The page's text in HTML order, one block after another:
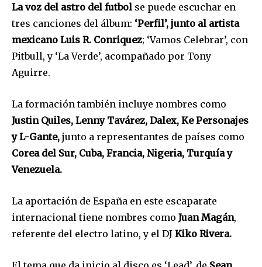
respetamos tu privacidad y no enviaremos correo basura a tu
INBOX. Tu información está segura con nosotros.
SUSCRIBIR
Política de Privacidad
La voz del astro del futbol se puede escuchar en
tres canciones del álbum: ‘Perfil’, junto al artista
mexicano Luis R. Conriquez; ‘Vamos Celebrar’, con
Pitbull, y ‘La Verde’, acompañado por Tony
Aguirre.
La formación también incluye nombres como
Justin Quiles, Lenny Tavárez, Dalex, Ke Personajes
y L-Gante, junto a representantes de países como
Corea del Sur, Cuba, Francia, Nigeria, Turquía y
Venezuela.
La aportación de España en este escaparate
internacional tiene nombres como Juan Magán,
referente del electro latino, y el DJ Kiko Rivera.